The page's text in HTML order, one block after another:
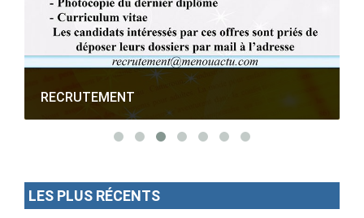
RECRUTEMENT
LES PLUS RÉCENTS